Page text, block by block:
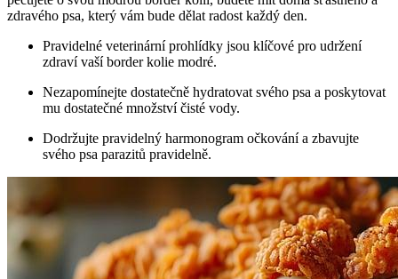
zdravého psa, který vám bude dělat radost každý den.
Pravidelné veterinární prohlídky jsou klíčové pro udržení
zdraví vaší border kolie modré.
Nezapomínejte dostatečně hydratovat svého psa a poskytovat
mu dostatečné množství čisté vody.
Dodržujte pravidelný harmonogram očkování a zbavujte
svého psa parazitů pravidelně.